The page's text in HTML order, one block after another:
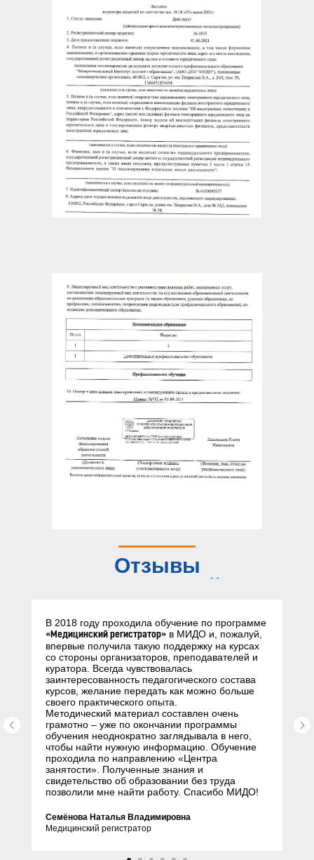
Отзывы
слушателей
В 2018 году проходила обучение по программе
«Медицинский регистратор» в МИДО и, пожалуй,
впервые получила такую поддержку на курсах
со стороны организаторов, преподавателей и
куратора. Всегда чувствовалась
заинтересованность педагогического состава
курсов, желание передать как можно больше
своего практического опыта.
Методический материал составлен очень
грамотно – уже по окончании программы
обучения неоднократно заглядывала в него,
чтобы найти нужную информацию. Обучение
проходила по направлению «Центра
занятости». Полученные знания и
свидетельство об образовании без труда
позволили мне найти работу. Спасибо МИДО!
Семёнова Наталья Владимировна
Медицинский регистратор